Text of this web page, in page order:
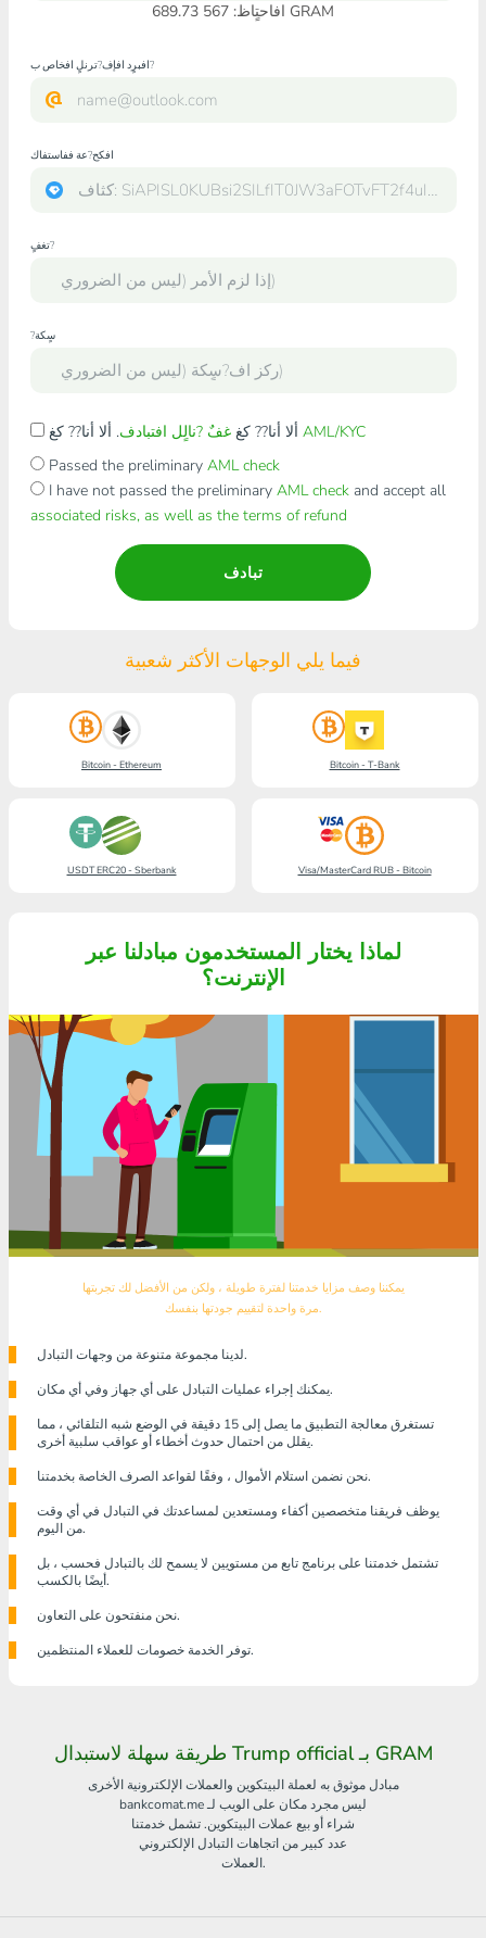
افاحتٍاظ: 567 689.73 GRAM
افبرٍد افإف?ترنلٍ افخاص ب?
افكح?عة ففاستفاك
تغفٍ?
?سٍكة
ألا أنا?? كغغفٌ ?نالٍل افتبادف
AML/KYC
Passed the preliminary AML check
I have not passed the preliminary AML checkand accept all
associated risks, as well as the terms of refund
تبادف
فيما يلي الوجهات الأكثر شعبية
Bitcoin - Ethereum Bitcoin - T-Bank
USDT ERC20 - Sberbank Visa/MasterCard RUB - Bitcoin
لماذا يختار المستخدمون مبادلنا عبر
الإنترنت؟
يمكننا وصف مزايا خدمتنا لفترة طويلة ، ولكن من الأفضل لك تجربتها
مرة واحدة لتقييم جودتها بنفسك.
لدينا مجموعة متنوعة من وجهات التبادل.
يمكنك إجراء عمليات التبادل على أي جهاز وفي أي مكان.
تستغرق معالجة التطبيق ما يصل إلى 15 دقيقة في الوضع شبه التلقائي ، مما
يقلل من احتمال حدوث أخطاء أو عواقب سلبية أخرى.
نحن نضمن استلام الأموال ، وفقًا لقواعد الصرف الخاصة بخدمتنا.
يوظف فريقنا متخصصين أكفاء ومستعدين لمساعدتك في التبادل في أي وقت
من اليوم.
تشتمل خدمتنا على برنامج تابع من مستويين لا يسمح لك بالتبادل فحسب ، بل
أيضًا بالكسب.
نحن منفتحون على التعاون.
توفر الخدمة خصومات للعملاء المنتظمين.
طريقة سهلة لاستبدال Trump official بـ GRAM
مبادل موثوق به لعملة البيتكوين والعملات الإلكترونية الأخرى
bankcomat.me ليس مجرد مكان على الويب لـ
شراء أو بيع عملات البيتكوين. تشمل خدمتنا
عدد كبير من اتجاهات التبادل الإلكتروني
العملات.